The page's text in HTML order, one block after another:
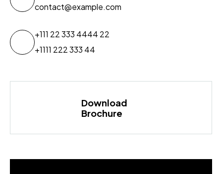
contact@example.com
+111 22 333 4444 22
+1111 222 333 44
Download
Brochure